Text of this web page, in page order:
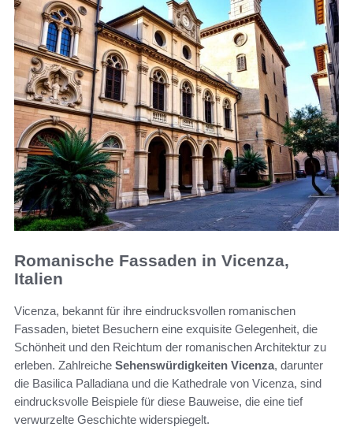
Romanische Fassaden in Vicenza,
Italien
Vicenza, bekannt für ihre eindrucksvollen romanischen
Fassaden, bietet Besuchern eine exquisite Gelegenheit, die
Schönheit und den Reichtum der romanischen Architektur zu
erleben. Zahlreiche Sehenswürdigkeiten Vicenza, darunter
die Basilica Palladiana und die Kathedrale von Vicenza, sind
eindrucksvolle Beispiele für diese Bauweise, die eine tief
verwurzelte Geschichte widerspiegelt.